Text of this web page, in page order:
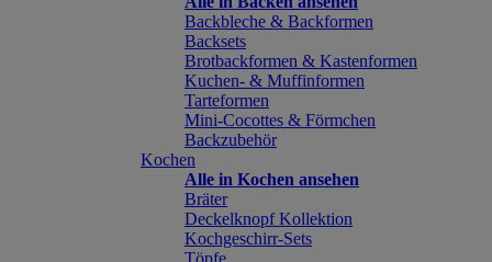
Backbleche & Backformen
Backsets
Brotbackformen & Kastenformen
Kuchen- & Muffinformen
Tarteformen
Mini-Cocottes & Förmchen
Backzubehör
Kochen
Alle in Kochen ansehen
Bräter
Deckelknopf Kollektion
Kochgeschirr-Sets
Töpfe